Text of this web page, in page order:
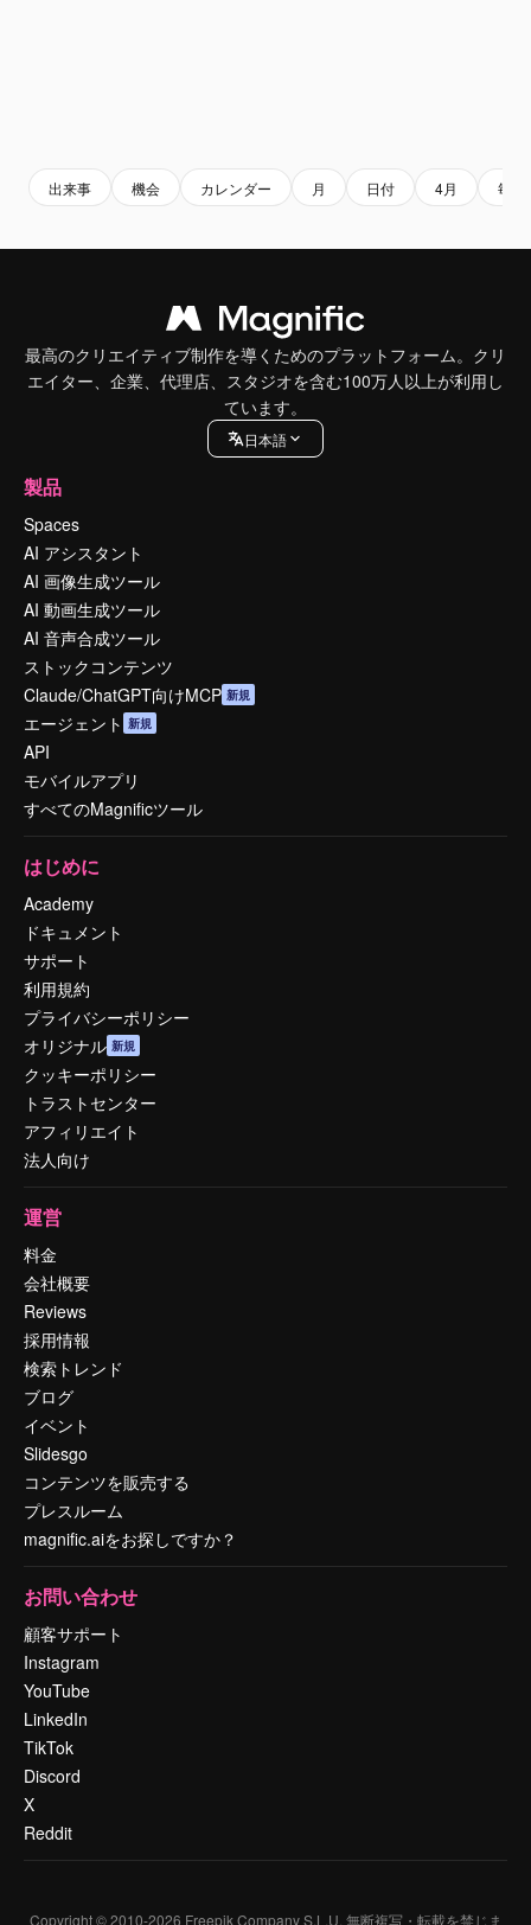
出来事 機会 カレンダー 月 日付 4月 毎月
最高のクリエイティブ制作を導くためのプラットフォーム。クリ
エイター、企業、代理店、スタジオを含む100万人以上が利用し
ています。
日本語
製品
Spaces
AI アシスタント
AI 画像生成ツール
AI 動画生成ツール
AI 音声合成ツール
ストックコンテンツ
Claude/ChatGPT向けMCP 新規
エージェント 新規
API
モバイルアプリ
すべてのMagnificツール
はじめに
Academy
ドキュメント
サポート
利用規約
プライバシーポリシー
オリジナル 新規
クッキーポリシー
トラストセンター
アフィリエイト
法人向け
運営
料金
会社概要
Reviews
採用情報
検索トレンド
ブログ
イベント
Slidesgo
コンテンツを販売する
プレスルーム
magnific.aiをお探しですか？
お問い合わせ
顧客サポート
Instagram
YouTube
LinkedIn
TikTok
Discord
X
Reddit
Copyright © 2010-2026 Freepik Company S.L.U. 無断複写・転載を禁じま